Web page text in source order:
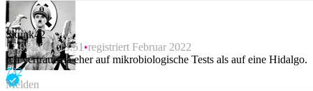
Skunk42
17.07.2024 13:51 registriert Februar 2022
Ich vertraue da eher auf mikrobiologische Tests als auf eine Hidalgo.
732
Melden